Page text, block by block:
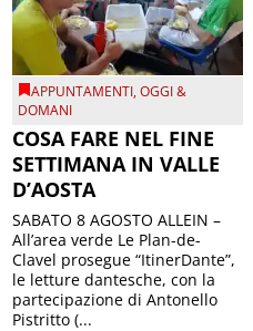
APPUNTAMENTI,OGGI &
DOMANI
COSA FARE NEL FINE
SETTIMANA IN VALLE
D’AOSTA
SABATO 8 AGOSTO ALLEIN –
All’area verde Le Plan-de-
Clavel prosegue “ItinerDante”,
le letture dantesche, con la
partecipazione di Antonello
Pistritto (...